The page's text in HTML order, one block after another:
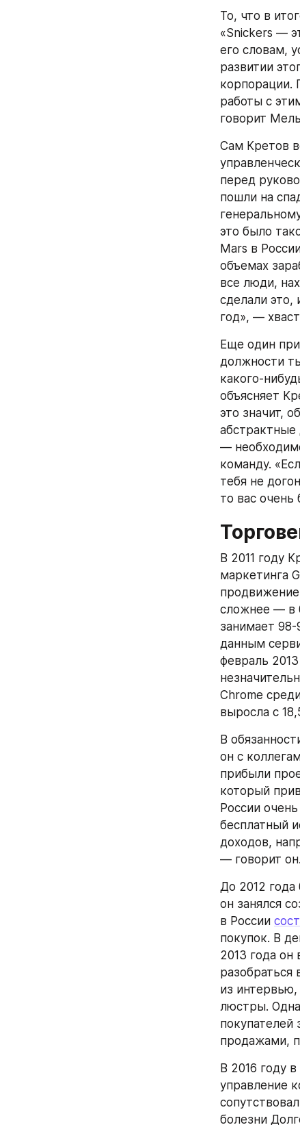
То, что в
«Snickers —
его словам,
развитии
корпорации.
работы с
говорит
Сам Кретов
перед
пошли на
это было
Mars в
объемах
все люди,
сделали это,
год», —
Еще один
должности
какого-
объясняет
это значит,
—
команду.
тебя не
то вас очень
В 2011 году
маркетинга
сложнее — в
занимает
данным
февраль
Chrome
выросла с
В
он с
прибыли
который
России
бесплатный
доходов,
— говорит он.
До 2012 года
он занялся
в России
покупок. В
2013 года
из интервью,
люстры.
покупателей
продажами,
В 2016 году
управление
болезни